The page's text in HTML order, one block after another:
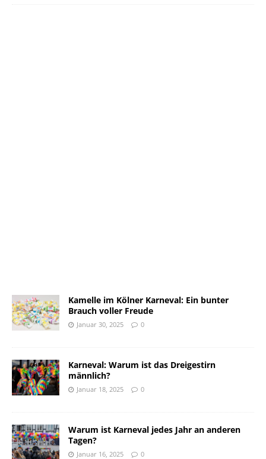
Kamelle im Kölner Karneval: Ein bunter
Brauch voller Freude
Januar 30, 2025 0
Karneval: Warum ist das Dreigestirn
männlich?
Januar 18, 2025 0
Warum ist Karneval jedes Jahr an anderen
Tagen?
Januar 16, 2025 0